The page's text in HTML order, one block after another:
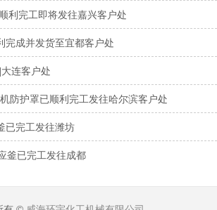
利完工即将发往嘉兴客户处
完成并发货至宜都客户处
连客户处
防护罩已顺利完工发往哈尔滨客户处
已完工发往潍坊
釜已完工发往成都